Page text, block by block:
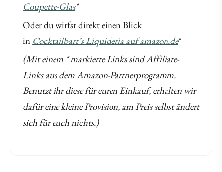
Coupette-Glas*
Oder du wirfst direkt einen Blick
in Cocktailbart’s Liquideria auf amazon.de*
(Mit einem * markierte Links sind Affiliate-
Links aus dem Amazon-Partnerprogramm.
Benutzt ihr diese für euren Einkauf, erhalten wir
dafür eine kleine Provision, am Preis selbst ändert
sich für euch nichts.)